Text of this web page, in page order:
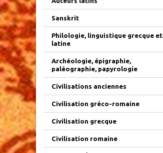
Sanskrit
Philologie, linguistique grecque et
latine
Archéologie, épigraphie,
paléographie, papyrologie
Civilisations anciennes
Civilisation gréco-romaine
Civilisation grecque
Civilisation romaine